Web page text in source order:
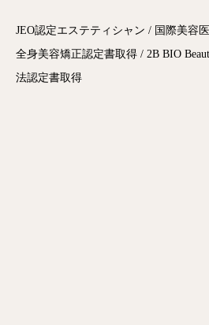
JEO認定エステティシャン / 国際美容
全身美容矯正認定書取得 / 2B BIO
法認定書取得